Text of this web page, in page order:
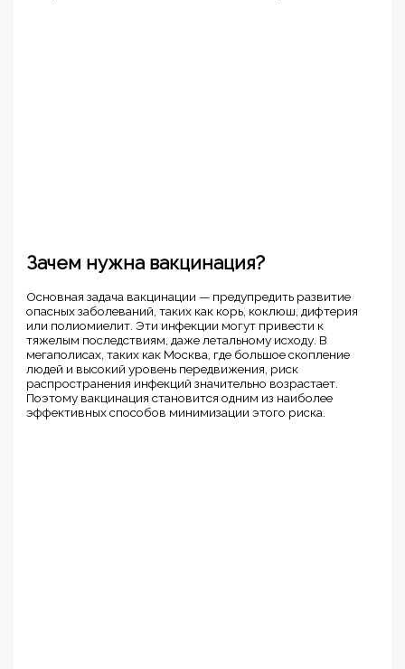
Зачем нужна вакцинация?
Основная задача вакцинации — предупредить развитие
опасных заболеваний, таких как корь, коклюш, дифтерия
или полиомиелит. Эти инфекции могут привести к
тяжелым последствиям, даже летальному исходу. В
мегаполисах, таких как Москва, где большое скопление
людей и высокий уровень передвижения, риск
распространения инфекций значительно возрастает.
Поэтому вакцинация становится одним из наиболее
эффективных способов минимизации этого риска.